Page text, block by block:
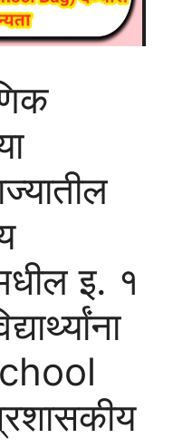
इ. १